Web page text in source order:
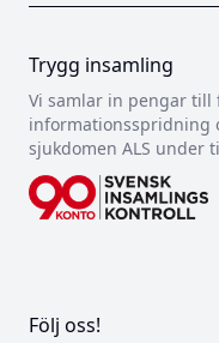
Trygg insamling
Vi samlar in pengar
informationsspridning
sjukdomen ALS under
Följ oss!